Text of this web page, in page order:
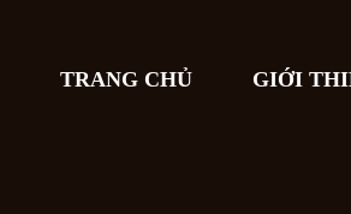
TRANG CHỦ GIỚI